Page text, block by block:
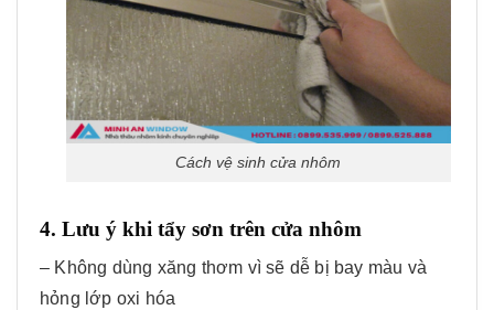
Cách vệ sinh cửa nhôm
4. Lưu ý khi tẩy sơn trên cửa nhôm
– Không dùng xăng thơm vì sẽ dễ bị bay màu và
hỏng lớp oxi hóa